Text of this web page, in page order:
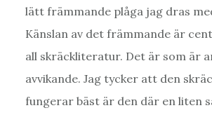
lätt främmande plåga jag dras
Känslan av det främmande är
all skräckliteratur. Det är som är
avvikande. Jag tycker att den
fungerar bäst är den där en liten